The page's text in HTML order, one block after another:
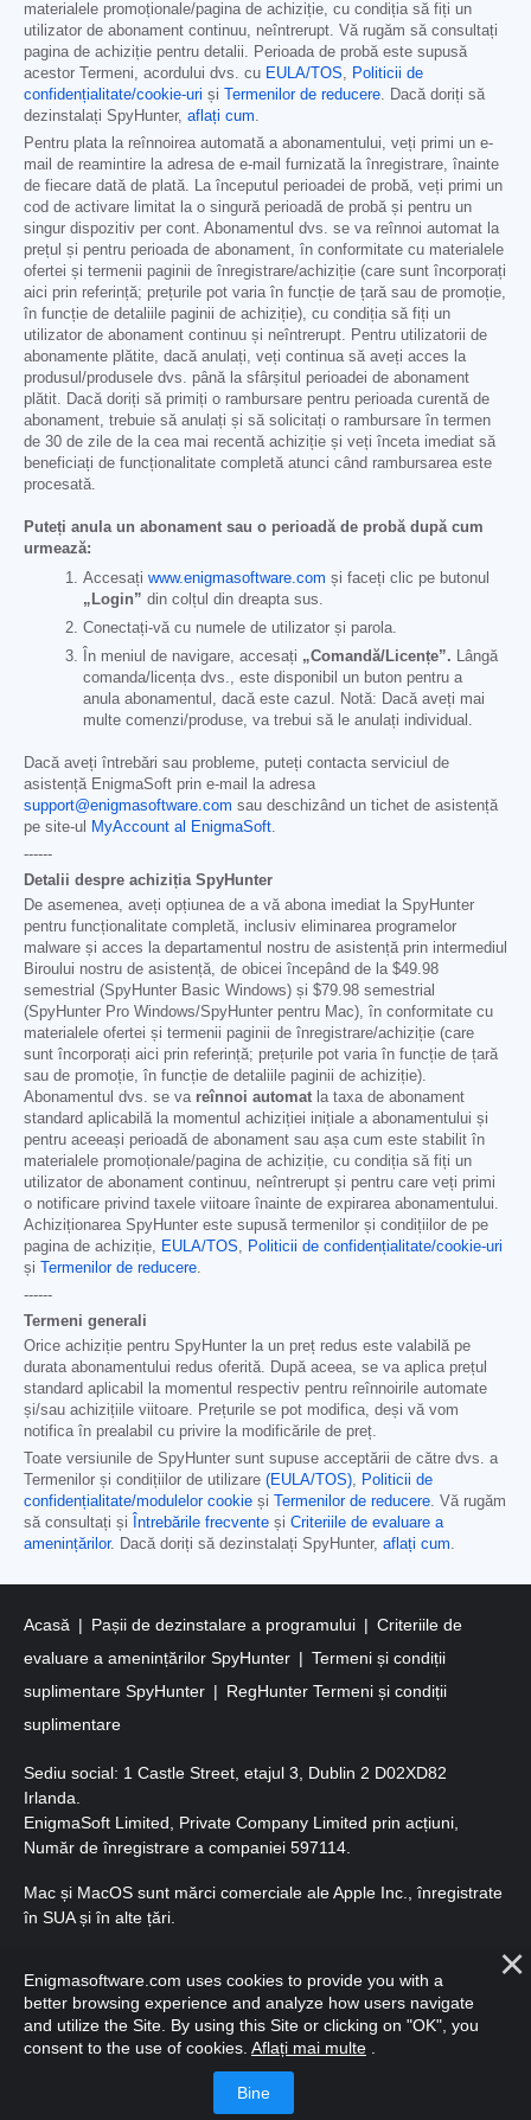
materialele promoționale/pagina de achiziție, cu condiția să fiți un
utilizator de abonament continuu, neîntrerupt. Vă rugăm să consultați
pagina de achiziție pentru detalii. Perioada de probă este supusă
acestor Termeni, acordului dvs. cu EULA/TOS, Politicii de
confidențialitate/cookie-uri și Termenilor de reducere. Dacă doriți să
dezinstalați SpyHunter, aflați cum.
Pentru plata la reînnoirea automată a abonamentului, veți primi un e-
mail de reamintire la adresa de e-mail furnizată la înregistrare, înainte
de fiecare dată de plată. La începutul perioadei de probă, veți primi un
cod de activare limitat la o singură perioadă de probă și pentru un
singur dispozitiv per cont. Abonamentul dvs. se va reînnoi automat la
prețul și pentru perioada de abonament, în conformitate cu materialele
ofertei și termenii paginii de înregistrare/achiziție (care sunt încorporați
aici prin referință; prețurile pot varia în funcție de țară sau de promoție,
în funcție de detaliile paginii de achiziție), cu condiția să fiți un
utilizator de abonament continuu și neîntrerupt. Pentru utilizatorii de
abonamente plătite, dacă anulați, veți continua să aveți acces la
produsul/produsele dvs. până la sfârșitul perioadei de abonament
plătit. Dacă doriți să primiți o rambursare pentru perioada curentă de
abonament, trebuie să anulați și să solicitați o rambursare în termen
de 30 de zile de la cea mai recentă achiziție și veți înceta imediat să
beneficiați de funcționalitate completă atunci când rambursarea este
procesată.
Puteți anula un abonament sau o perioadă de probă după cum
urmează:
Accesați www.enigmasoftware.com și faceți clic pe butonul
„Login” din colțul din dreapta sus.
Conectați-vă cu numele de utilizator și parola.
În meniul de navigare, accesați „Comandă/Licențe”. Lângă
comanda/licența dvs., este disponibil un buton pentru a
anula abonamentul, dacă este cazul. Notă: Dacă aveți mai
multe comenzi/produse, va trebui să le anulați individual.
Dacă aveți întrebări sau probleme, puteți contacta serviciul de
asistență EnigmaSoft prin e-mail la adresa
support@enigmasoftware.com sau deschizând un tichet de asistență
pe site-ul
MyAccount al EnigmaSoft.
------
Detalii despre achiziția SpyHunter
De asemenea, aveți opțiunea de a vă abona imediat la SpyHunter
pentru funcționalitate completă, inclusiv eliminarea programelor
malware și acces la departamentul nostru de asistență prin intermediul
Biroului nostru de asistență, de obicei începând de la $49.98
semestrial (SpyHunter Basic Windows) și $79.98 semestrial
(SpyHunter Pro Windows/SpyHunter pentru Mac), în conformitate cu
materialele ofertei și termenii paginii de înregistrare/achiziție (care
sunt încorporați aici prin referință; prețurile pot varia în funcție de țară
sau de promoție, în funcție de detaliile paginii de achiziție).
Abonamentul dvs. se va reînnoi automat la taxa de abonament
standard aplicabilă la momentul achiziției inițiale a abonamentului și
pentru aceeași perioadă de abonament sau așa cum este stabilit în
materialele promoționale/pagina de achiziție, cu condiția să fiți un
utilizator de abonament continuu, neîntrerupt și pentru care veți primi
o notificare privind taxele viitoare înainte de expirarea abonamentului.
Achiziționarea SpyHunter este supusă termenilor și condițiilor de pe
pagina de achiziție, EULA/TOS, Politicii de confidențialitate/cookie-uri
și
Termenilor de reducere.
------
Termeni generali
Orice achiziție pentru SpyHunter la un preț redus este valabilă pe
durata abonamentului redus oferită. După aceea, se va aplica prețul
standard aplicabil la momentul respectiv pentru reînnoirile automate
și/sau achizițiile viitoare. Prețurile se pot modifica, deși vă vom
notifica în prealabil cu privire la modificările de preț.
Toate versiunile de SpyHunter sunt supuse acceptării de către dvs. a
Termenilor și condițiilor de utilizare (EULA/TOS), Politicii de
confidențialitate/modulelor cookie și Termenilor de reducere. Vă rugăm
să consultați și
Întrebările frecvente și Criteriile de evaluare a
amenințărilor. Dacă doriți să dezinstalați SpyHunter, aflați cum.
Acasă Pașii de dezinstalare a programului
Criteriile de
evaluare a amenințărilor SpyHunter
Termeni și condiții
suplimentare SpyHunter
RegHunter Termeni și condiții
suplimentare
Sediu social: 1 Castle Street, etajul 3, Dublin 2 D02XD82
Irlanda.
EnigmaSoft Limited, Private Company Limited prin acțiuni,
Număr de înregistrare a companiei 597114.
Mac și MacOS sunt mărci comerciale ale Apple Inc., înregistrate
în SUA și în alte țări.
rezervate.
Enigmasoftware.com uses cookies to provide you with a
better browsing experience and analyze how users navigate
and utilize the Site. By using this Site or clicking on "OK", you
consent to the use of cookies. Aflați mai multe